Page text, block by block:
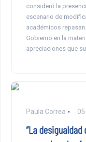
consideró la
escenario de
académicos
Gobierno en la
apreciaciones que
Paula Correa
“La